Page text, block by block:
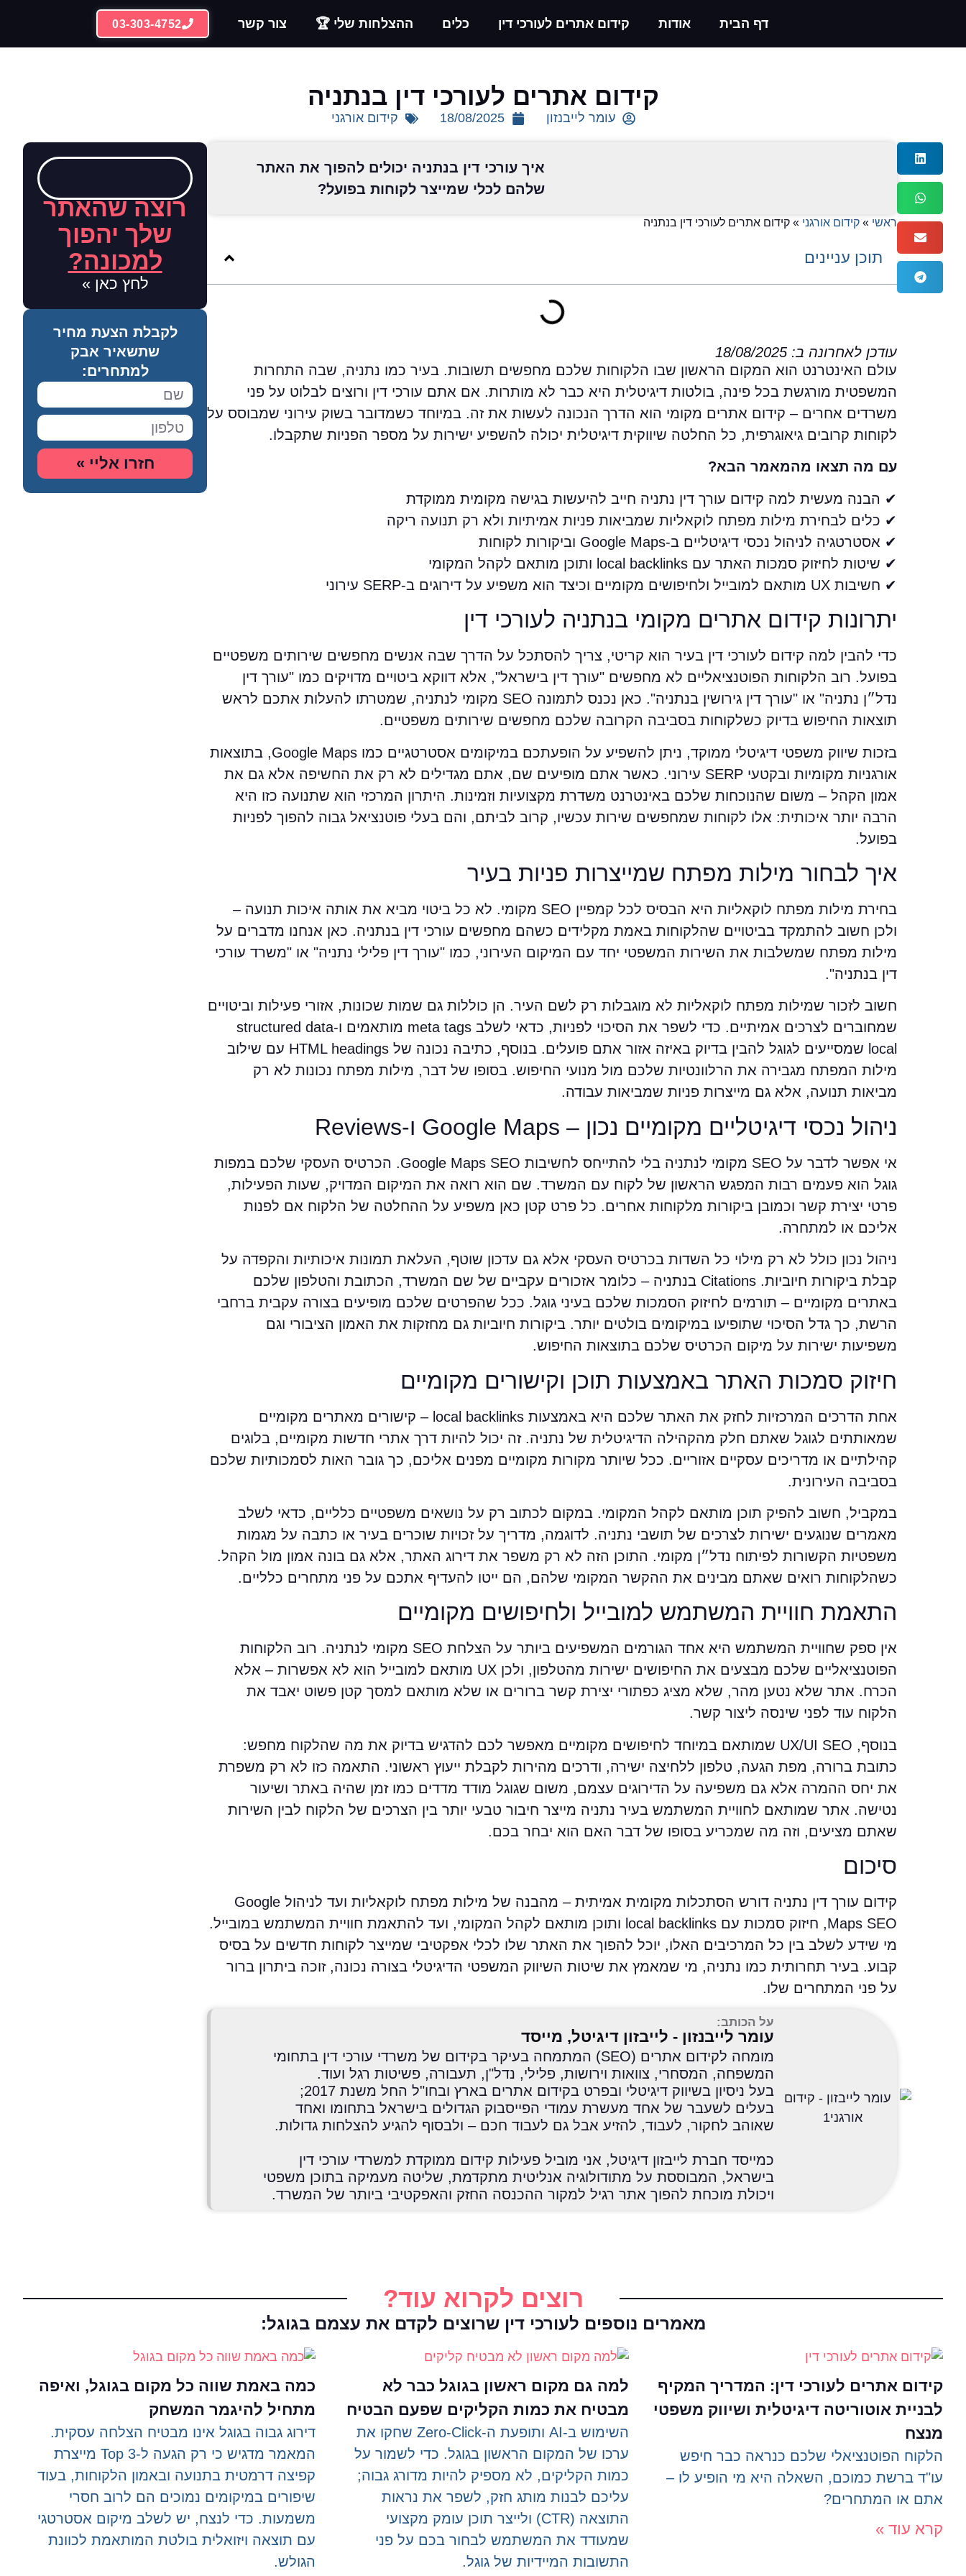
דף הבית אודות קידום אתרים לעורכי דין כלים ההצלחות שלי 🏆 צור קשר 03-303-4752
קידום אתרים לעורכי דין בנתניה
עומר לייבנזון 18/08/2025 קידום אורגני
איך עורכי דין בנתניה יכולים להפוך את האתר
שלהם לכלי שמייצר לקוחות בפועל?
ראשי » קידום אורגני » קידום אתרים לעורכי דין בנתניה
תוכן עניינים
עודכן לאחרונה ב: 18/08/2025
עולם האינטרנט הוא המקום הראשון שבו הלקוחות שלכם מחפשים תשובות. בעיר כמו נתניה, שבה התחרות
המשפטית מורגשת בכל פינה, בולטות דיגיטלית היא כבר לא מותרות. אם אתם עורכי דין ורוצים לבלוט על פני
משרדים אחרים – קידום אתרים מקומי הוא הדרך הנכונה לעשות את זה. במיוחד כשמדובר בשוק עירוני שמבוסס על
לקוחות קרובים גיאוגרפית, כל החלטה שיווקית דיגיטלית יכולה להשפיע ישירות על מספר הפניות שתקבלו.
עם מה תצאו מהמאמר הבא?
✔ הבנה מעשית למה קידום עורך דין נתניה חייב להיעשות בגישה מקומית ממוקדת
✔ כלים לבחירת מילות מפתח לוקאליות שמביאות פניות אמיתיות ולא רק תנועה ריקה
✔ אסטרטגיה לניהול נכסי דיגיטליים ב-Google Maps וביקורות לקוחות
✔ שיטות לחיזוק סמכות האתר עם local backlinks ותוכן מותאם לקהל המקומי
✔ חשיבות UX מותאם למובייל ולחיפושים מקומיים וכיצד הוא משפיע על דירוגים ב-SERP עירוני
יתרונות קידום אתרים מקומי בנתניה לעורכי דין
כדי להבין למה קידום לעורכי דין בעיר הוא קריטי, צריך להסתכל על הדרך שבה אנשים מחפשים שירותים משפטיים
בפועל. רוב הלקוחות הפוטנציאליים לא מחפשים "עורך דין בישראל", אלא דווקא ביטויים מדויקים כמו "עורך דין
נדל״ן נתניה" או "עורך דין גירושין בנתניה". כאן נכנס לתמונה SEO מקומי לנתניה, שמטרתו להעלות אתכם לראש
תוצאות החיפוש בדיוק כשלקוחות בסביבה הקרובה שלכם מחפשים שירותים משפטיים.
בזכות שיווק משפטי דיגיטלי ממוקד, ניתן להשפיע על הופעתכם במיקומים אסטרטגיים כמו Google Maps, בתוצאות
אורגניות מקומיות ובקטעי SERP עירוני. כאשר אתם מופיעים שם, אתם מגדילים לא רק את החשיפה אלא גם את
אמון הקהל – משום שהנוכחות שלכם באינטרנט משדרת מקצועיות וזמינות. היתרון המרכזי הוא שתנועה כזו היא
הרבה יותר איכותית: אלו לקוחות שמחפשים שירות עכשיו, קרוב לביתם, והם בעלי פוטנציאל גבוה להפוך לפניות
בפועל.
איך לבחור מילות מפתח שמייצרות פניות בעיר
בחירת מילות מפתח לוקאליות היא הבסיס לכל קמפיין SEO מקומי. לא כל ביטוי מביא את אותה איכות תנועה –
ולכן חשוב להתמקד בביטויים שהלקוחות באמת מקלידים כשהם מחפשים עורכי דין בנתניה. כאן אנחנו מדברים על
מילות מפתח שמשלבות את השירות המשפטי יחד עם המיקום העירוני, כמו "עורך דין פלילי נתניה" או "משרד עורכי
דין בנתניה".
חשוב לזכור שמילות מפתח לוקאליות לא מוגבלות רק לשם העיר. הן כוללות גם שמות שכונות, אזורי פעילות וביטויים
שמחוברים לצרכים אמיתיים. כדי לשפר את הסיכוי לפניות, כדאי לשלב meta tags מותאמים ו-structured data
local שמסייעים לגוגל להבין בדיוק באיזה אזור אתם פועלים. בנוסף, כתיבה נכונה של HTML headings עם שילוב
מילות המפתח מגבירה את הרלוונטיות שלכם מול מנועי החיפוש. בסופו של דבר, מילות מפתח נכונות לא רק
מביאות תנועה, אלא גם מייצרות פניות שמביאות עבודה.
ניהול נכסי דיגיטליים מקומיים נכון – Google Maps ו-Reviews
אי אפשר לדבר על SEO מקומי לנתניה בלי להתייחס לחשיבות Google Maps SEO. הכרטיס העסקי שלכם במפות
גוגל הוא פעמים רבות המפגש הראשון של לקוח עם המשרד. שם הוא רואה את המיקום המדויק, שעות הפעילות,
פרטי יצירת קשר וכמובן ביקורות מלקוחות אחרים. כל פרט קטן כאן משפיע על ההחלטה של הלקוח אם לפנות
אליכם או למתחרה.
ניהול נכון כולל לא רק מילוי כל השדות בכרטיס העסקי אלא גם עדכון שוטף, העלאת תמונות איכותיות והקפדה על
קבלת ביקורות חיוביות. Citations בנתניה – כלומר אזכורים עקביים של שם המשרד, הכתובת והטלפון שלכם
באתרים מקומיים – תורמים לחיזוק הסמכות שלכם בעיני גוגל. ככל שהפרטים שלכם מופיעים בצורה עקבית ברחבי
הרשת, כך גדל הסיכוי שתופיעו במיקומים בולטים יותר. ביקורות חיוביות גם מחזקות את האמון הציבורי וגם
משפיעות ישירות על מיקום הכרטיס שלכם בתוצאות החיפוש.
חיזוק סמכות האתר באמצעות תוכן וקישורים מקומיים
אחת הדרכים המרכזיות לחזק את האתר שלכם היא באמצעות local backlinks – קישורים מאתרים מקומיים
שמאותתים לגוגל שאתם חלק מהקהילה הדיגיטלית של נתניה. זה יכול להיות דרך אתרי חדשות מקומיים, בלוגים
קהילתיים או מדריכים עסקיים אזוריים. ככל שיותר מקורות מקומיים מפנים אליכם, כך גובר האות לסמכותיות שלכם
בסביבה העירונית.
במקביל, חשוב להפיק תוכן מותאם לקהל המקומי. במקום לכתוב רק על נושאים משפטיים כלליים, כדאי לשלב
מאמרים שנוגעים ישירות לצרכים של תושבי נתניה. לדוגמה, מדריך על זכויות שוכרים בעיר או כתבה על מגמות
משפטיות הקשורות לפיתוח נדל״ן מקומי. התוכן הזה לא רק משפר את דירוג האתר, אלא גם בונה אמון מול הקהל.
כשהלקוחות רואים שאתם מבינים את ההקשר המקומי שלהם, הם ייטו להעדיף אתכם על פני מתחרים כלליים.
התאמת חוויית המשתמש למובייל ולחיפושים מקומיים
אין ספק שחוויית המשתמש היא אחד הגורמים המשפיעים ביותר על הצלחת SEO מקומי לנתניה. רוב הלקוחות
הפוטנציאליים שלכם מבצעים את החיפושים ישירות מהטלפון, ולכן UX מותאם למובייל הוא לא אפשרות – אלא
הכרח. אתר שלא נטען מהר, שלא מציג כפתורי יצירת קשר ברורים או שלא מותאם למסך קטן פשוט יאבד את
הלקוח עוד לפני שינסה ליצור קשר.
בנוסף, UX/UI SEO שמותאם במיוחד לחיפושים מקומיים מאפשר לכם להדגיש בדיוק את מה שהלקוח מחפש:
כתובת ברורה, מפת הגעה, טלפון ללחיצה ישירה, ודרכים מהירות לקבלת ייעוץ ראשוני. התאמה כזו לא רק משפרת
את יחס ההמרה אלא גם משפיעה על הדירוגים עצמם, משום שגוגל מודד מדדים כמו זמן שהיה באתר ושיעור
נטישה. אתר שמותאם לחוויית המשתמש בעיר נתניה מייצר חיבור טבעי יותר בין הצרכים של הלקוח לבין השירות
שאתם מציעים, וזה מה שמכריע בסופו של דבר האם הוא יבחר בכם.
סיכום
קידום עורך דין נתניה דורש הסתכלות מקומית אמיתית – מהבנה של מילות מפתח לוקאליות ועד לניהול Google
Maps SEO, חיזוק סמכות עם local backlinks ותוכן מותאם לקהל המקומי, ועד להתאמת חוויית המשתמש במובייל.
מי שידע לשלב בין כל המרכיבים האלו, יוכל להפוך את האתר שלו לכלי אפקטיבי שמייצר לקוחות חדשים על בסיס
קבוע. בעיר תחרותית כמו נתניה, מי שמאמץ את שיטות השיווק המשפטי הדיגיטלי בצורה נכונה, זוכה ביתרון ברור
על פני המתחרים שלו.
על הכותב:
עומר לייבנזון - לייבזון דיגיטל, מייסד
מומחה לקידום אתרים (SEO) המתמחה בעיקר בקידום של משרדי עורכי דין בתחומי
המשפחה, המסחרי, צוואות וירושות, פלילי, נדל"ן, תעבורה, פשיטות רגל ועוד.
בעל ניסיון בשיווק דיגיטלי ובפרט בקידום אתרים בארץ ובחו"ל החל משנת 2017;
בעלים לשעבר של אחד מעשרת עמודי הפייסבוק הגדולים בישראל בתחומו ואחד
שאוהב לחקור, לעבוד, להזיע אבל גם לעבוד חכם – ולבסוף להגיע להצלחות גדולות.
כמייסד חברת לייבזון דיגיטל, אני מוביל פעילות קידום ממוקדת למשרדי עורכי דין
בישראל, המבוססת על מתודולוגיה אנליטית מתקדמת, שליטה מעמיקה בתוכן משפטי
ויכולת מוכחת להפוך אתר רגיל למקור ההכנסה החזק והאפקטיבי ביותר של המשרד.
רוצה שהאתר
שלך יהפוך
למכונה?
לחץ כאן »
לקבלת הצעת מחיר
שתשאיר אבק
למתחרים:
חזרו אליי »
רוצים לקרוא עוד?
מאמרים נוספים לעורכי דין שרוצים לקדם את עצמם בגוגל:
קידום אתרים לעורכי דין: המדריך המקיף
לבניית אוטוריטה דיגיטלית ושיווק משפטי
מנצח
הלקוח הפוטנציאלי שלכם כנראה כבר חיפש
עו"ד ברשת כמוכם, השאלה היא מי הופיע לו –
אתם או המתחרים?
קרא עוד »
למה גם מקום ראשון בגוגל כבר לא
מבטיח את כמות הקליקים שפעם הבטיח
השימוש ב-AI ותופעת ה-Zero-Click שחקו את
ערכו של המקום הראשון בגוגל. כדי לשמור על
כמות הקליקים, לא מספיק להיות מדורג גבוה;
עליכם לבנות מותג חזק, לשפר את נראות
התוצאה (CTR) ולייצר תוכן עומק מקצועי
שמעודד את המשתמש לבחור בכם על פני
התשובות המיידיות של גוגל.
כמה באמת שווה כל מקום בגוגל, ואיפה
מתחיל להיגמר המשחק
דירוג גבוה בגוגל אינו מבטיח הצלחה עסקית.
המאמר מדגיש כי רק הגעה ל-Top 3 מייצרת
קפיצה דרמטית בתנועה ובאמון הלקוחות, בעוד
שיפורים במיקומים נמוכים הם לרוב חסרי
משמעות. כדי לנצח, יש לשלב מיקום אסטרטגי
עם תוצאה ויזואלית בולטת המותאמת לכוונת
הגולש.